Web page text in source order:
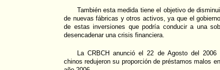
También esta medida tiene el objetivo de
de nuevas fábricas y otros activos, ya que el
de estas inversiones que podría conducir a una
desencadenar una crisis financiera.
La CRBCH anunció el 22 de Agosto del
chinos redujeron su proporción de préstamos malos